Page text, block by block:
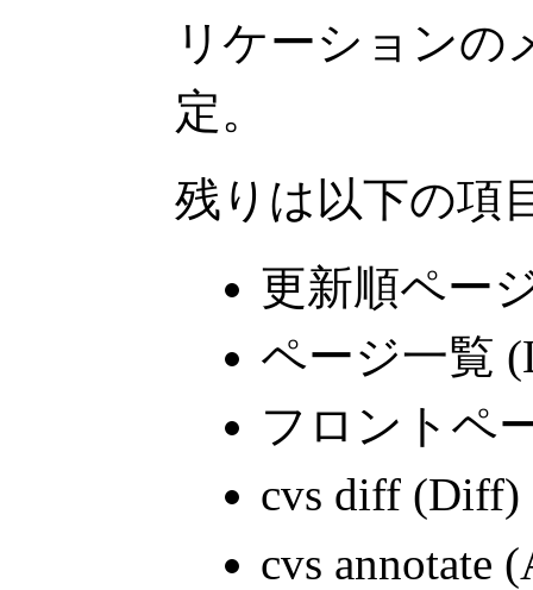
リケーションの
定。
残りは以下の項
更新順ペー
ページ一覧
フロントペ
cvs diff (Diff)
cvs annotate